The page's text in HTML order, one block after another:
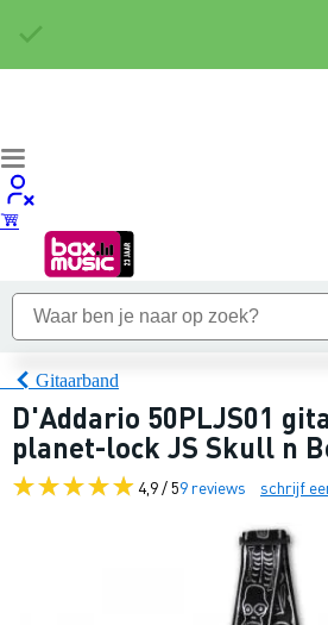
Gitaarband
D'Addario 50PLJS01
planet-lock JS Skull n
4,9 / 59 reviews schrijf